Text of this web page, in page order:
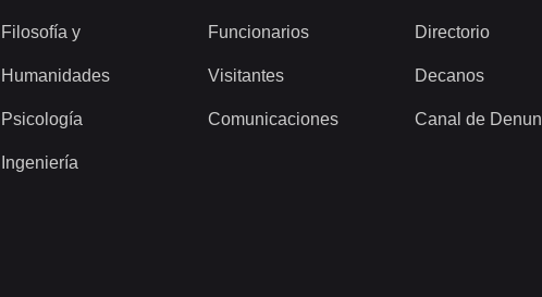
Filosofía y
Humanidades
Psicología
Ingeniería
Funcionarios
Visitantes
Comunicaciones
Directorio
Decanos
Canal de